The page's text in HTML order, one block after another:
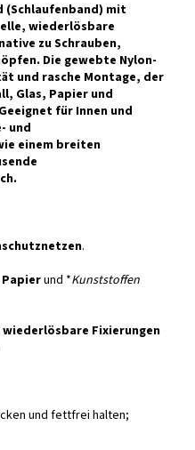
(Schlaufenband) mit
wiederlösbare
zu Schrauben,
Die gewebte Nylon-
und rasche Montage, der
Glas, Papier und
für Innen und
und
einem breiten
.
und *Kunststoffen
wiederlösbare Fixierungen
und fettfrei halten;